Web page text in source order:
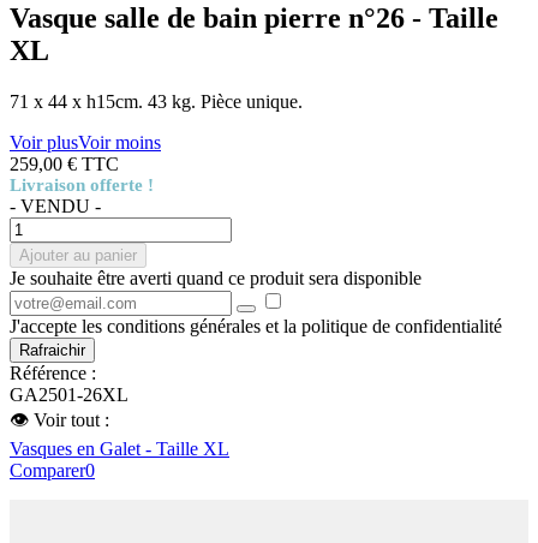
Vasque salle de bain pierre n°26 - Taille
XL
71 x 44 x h15cm. 43 kg. Pièce unique.
Voir plusVoir moins
259,00 € TTC
Livraison offerte !
- VENDU -
Ajouter au panier
Je souhaite être averti quand ce produit sera disponible
J'accepte les conditions générales et la politique de confidentialité
Référence :
GA2501-26XL
👁 Voir tout :
Vasques en Galet - Taille XL
Comparer0